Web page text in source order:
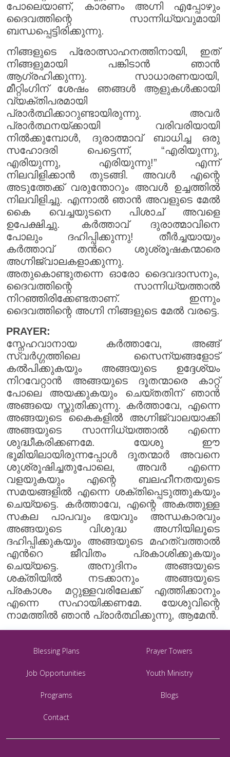
പോലെയാണ്, കാരണം അഗ്നി എപ്പോഴും
ദൈവത്തിന്റെ സാന്നിധ്യവുമായി
ബന്ധപ്പെട്ടിരിക്കുന്നു.
നിങ്ങളുടെ പ്രോത്സാഹനത്തിനായി, ഇത്
നിങ്ങളുമായി പങ്കിടാൻ ഞാൻ
ആഗ്രഹിക്കുന്നു. സാധാരണയായി,
മീറ്റിംഗിന് ശേഷം ഞങ്ങൾ ആളുകൾക്കായി
വ്യക്തിപരമായി
പ്രാർത്ഥിക്കാറുണ്ടായിരുന്നു. അവർ
പ്രാർത്ഥനയ്ക്കായി വരിവരിയായി
നിൽക്കുമ്പോൾ, ദുരാത്മാവ് ബാധിച്ച ഒരു
സഹോദരി പെട്ടെന്ന്, “എരിയുന്നു,
എരിയുന്നു, എരിയുന്നു!” എന്ന്
നിലവിളിക്കാൻ തുടങ്ങി. അവൾ എന്റെ
അടുത്തേക്ക് വരുന്തോറും അവൾ ഉച്ചത്തിൽ
നിലവിളിച്ചു. എന്നാൽ ഞാൻ അവളുടെ മേൽ
കൈ വെച്ചയുടനെ പിശാച് അവളെ
ഉപേക്ഷിച്ചു. കർത്താവ് ദുരാത്മാവിനെ
പോലും ദഹിപ്പിക്കുന്നു! തീർച്ചയായും
കർത്താവ് തൻറെ ശുശ്രൂഷകന്മാരെ
അഗ്നിജ്വാലകളാക്കുന്നു.
അതുകൊണ്ടുതന്നെ ഓരോ ദൈവദാസനും,
ദൈവത്തിന്റെ സാന്നിധ്യത്താൽ
നിറഞ്ഞിരിക്കേണ്ടതാണ്. ഇന്നും
ദൈവത്തിന്റെ അഗ്നി നിങ്ങളുടെ മേൽ വരട്ടെ.
PRAYER:
സ്നേഹവാനായ കർത്താവേ, അങ്ങ്
സ്വർഗ്ഗത്തിലെ സൈന്യങ്ങളോട്
കൽപിക്കുകയും അങ്ങയുടെ ഉദ്ദേശ്യം
നിറവേറ്റാൻ അങ്ങയുടെ ദൂതന്മാരെ കാറ്റ്
പോലെ അയക്കുകയും ചെയ്തതിന് ഞാൻ
അങ്ങയെ സ്തുതിക്കുന്നു. കർത്താവേ, എന്നെ
അങ്ങയുടെ കൈകളിൽ അഗ്നിജ്വാലയാക്കി
അങ്ങയുടെ സാന്നിധ്യത്താൽ എന്നെ
ശുദ്ധീകരിക്കണമേ. യേശു ഈ
ഭൂമിയിലായിരുന്നപ്പോൾ ദൂതന്മാർ അവനെ
ശുശ്രൂഷിച്ചതുപോലെ, അവർ എന്നെ
വളയുകയും എന്റെ ബലഹീനതയുടെ
സമയങ്ങളിൽ എന്നെ ശക്തിപ്പെടുത്തുകയും
ചെയ്യട്ടെ. കർത്താവേ, എന്റെ അകത്തുള്ള
സകല പാപവും ഭയവും അന്ധകാരവും
അങ്ങയുടെ വിശുദ്ധ അഗ്നിയിലൂടെ
ദഹിപ്പിക്കുകയും അങ്ങയുടെ മഹത്വത്താൽ
എൻറെ ജീവിതം പ്രകാശിക്കുകയും
ചെയ്യട്ടെ. അനുദിനം അങ്ങയുടെ
ശക്തിയിൽ നടക്കാനും അങ്ങയുടെ
പ്രകാശം മറ്റുള്ളവരിലേക്ക് എത്തിക്കാനും
എന്നെ സഹായിക്കണമേ. യേശുവിന്റെ
നാമത്തിൽ ഞാൻ പ്രാർത്ഥിക്കുന്നു, ആമേൻ.
Blessing Plans Prayer Towers
Job Opportunities Youth Ministry
Programs Blogs
Contact